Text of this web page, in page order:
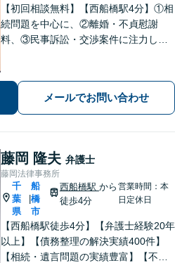
【初回相談無料】【西船橋駅4分】①相
続問題を中心に、②離婚・不貞慰謝
料、③民事訴訟・交渉案件に注力して
直接、初回相談から解決まで一貫して
丁寧にサポートいたします。【夜間・
土日相談◎】
メールでお問い合わせ
藤岡 隆夫 弁護士
藤岡法律事務所
千
葉
県
|
船
橋
市
西船橋駅 から
徒歩4分
営業時間：本
日定休日
【西船橋駅徒歩4分】【弁護士経験20年
以上】【債務整理の解決実績400件】
【相続・遺言問題の実績豊富】【不動